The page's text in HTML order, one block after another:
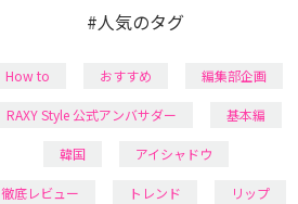
#人気のタグ
How to おすすめ 編集部企画
RAXY Style 公式アンバサダー 基本編
韓国 アイシャドウ
徹底レビュー トレンド リップ